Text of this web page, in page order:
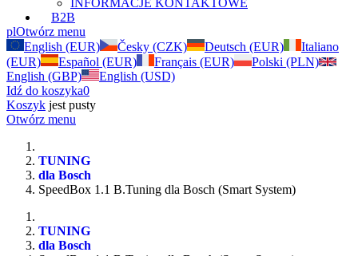
INFORMACJE KONTAKTOWE
B2B
plOtwórz menu
English (EUR)
Česky (CZK) Deutsch (EUR)
Italiano
(EUR)
Español (EUR) Français (EUR)
Polski (PLN)
English (GBP)
English (USD)
Idź do koszyka0
Koszyk jest pusty
Otwórz menu
TUNING
dla Bosch
SpeedBox 1.1 B.Tuning dla Bosch (Smart System)
TUNING
dla Bosch